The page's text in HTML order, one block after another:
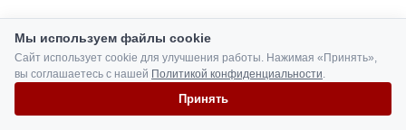
Мы используем файлы cookie
Сайт использует cookie для улучшения работы. Нажимая «Принять»,
вы соглашаетесь с нашей Политикой конфиденциальности.
Принять